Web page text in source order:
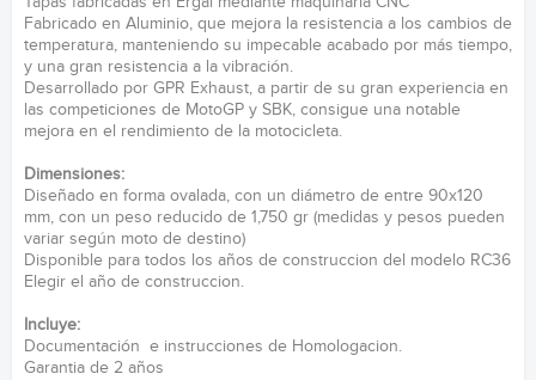
Fabricado en Aluminio, que mejora la resistencia a los cambios de
temperatura, manteniendo su impecable acabado por más tiempo,
y una gran resistencia a la vibración.
Desarrollado por GPR Exhaust, a partir de su gran experiencia en
las competiciones de MotoGP y SBK, consigue una notable
mejora en el rendimiento de la motocicleta.
Dimensiones:
Diseñado en forma ovalada, con un diámetro de entre 90x120
mm, con un peso reducido de 1,750 gr (medidas y pesos pueden
variar según moto de destino)
Disponible para todos los años de construccion del modelo RC36
Elegir el año de construccion.
Incluye:
Documentación e instrucciones de Homologacion.
Garantia de 2 años